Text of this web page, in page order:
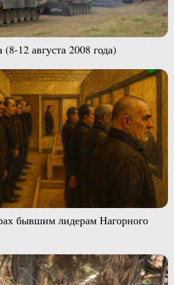
12 августа 2008 года)
бывшим лидерам Нагорного